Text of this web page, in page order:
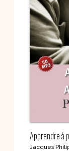
Apprendre à
Jacques